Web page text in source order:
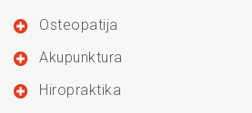
Osteopatija
Akupunktura
Hiropraktika